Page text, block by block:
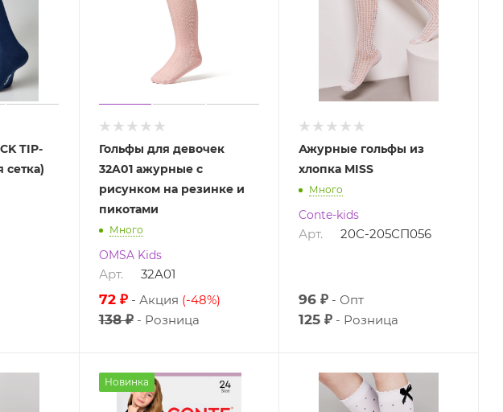
TIP-
сетка)
Гольфы для девочек
32A01 ажурные с
рисунком на резинке и
пикотами
Много
OMSA Kids
Арт. 32A01
72 ₽ Акция (-48%)
138 ₽ Розница
Ажурные гольфы из
хлопка MISS
Много
Conte-kids
Арт. 20С-205СП056
96 ₽ Опт
125 ₽ Розница
Новинка